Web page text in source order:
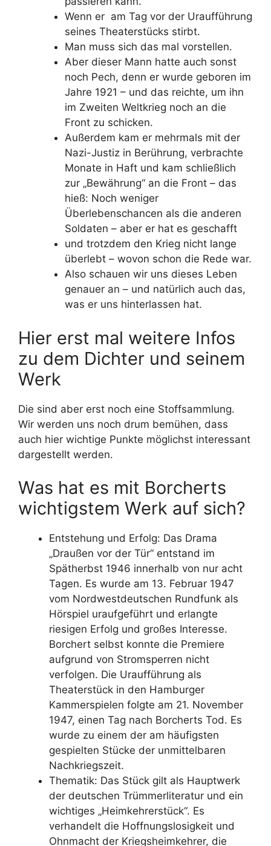
Wenn er am Tag vor der Uraufführung
seines Theaterstücks stirbt.
Man muss sich das mal vorstellen.
Aber dieser Mann hatte auch sonst
noch Pech, denn er wurde geboren im
Jahre 1921 – und das reichte, um ihn
im Zweiten Weltkrieg noch an die
Front zu schicken.
Außerdem kam er mehrmals mit der
Nazi-Justiz in Berührung, verbrachte
Monate in Haft und kam schließlich
zur „Bewährung“ an die Front – das
hieß: Noch weniger
Überlebenschancen als die anderen
Soldaten – aber er hat es geschafft
und trotzdem den Krieg nicht lange
überlebt – wovon schon die Rede war.
Also schauen wir uns dieses Leben
genauer an – und natürlich auch das,
was er uns hinterlassen hat.
Hier erst mal weitere Infos
zu dem Dichter und seinem
Werk
Die sind aber erst noch eine Stoffsammlung.
Wir werden uns noch drum bemühen, dass
auch hier wichtige Punkte möglichst interessant
dargestellt werden.
Was hat es mit Borcherts
wichtigstem Werk auf sich?
Entstehung und Erfolg: Das Drama
„Draußen vor der Tür“ entstand im
Spätherbst 1946 innerhalb von nur acht
Tagen. Es wurde am 13. Februar 1947
vom Nordwestdeutschen Rundfunk als
Hörspiel uraufgeführt und erlangte
riesigen Erfolg und großes Interesse.
Borchert selbst konnte die Premiere
aufgrund von Stromsperren nicht
verfolgen. Die Uraufführung als
Theaterstück in den Hamburger
Kammerspielen folgte am 21. November
1947, einen Tag nach Borcherts Tod. Es
wurde zu einem der am häufigsten
gespielten Stücke der unmittelbaren
Nachkriegszeit.
Thematik: Das Stück gilt als Hauptwerk
der deutschen Trümmerliteratur und ein
wichtiges „Heimkehrerstück“. Es
verhandelt die Hoffnungslosigkeit und
Ohnmacht der Kriegsheimkehrer, die